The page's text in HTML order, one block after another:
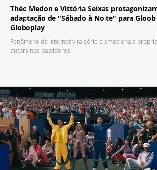
Théo Medon e Vittória Seixas protagonizam
adaptação de "Sábado à Noite" para Gloob e
Globoplay
Fenômeno da internet vira série e emociona a própria
autora nos bastidores